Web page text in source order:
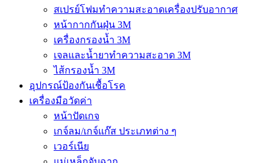
สเปรย์โฟมทำความสะอาดเครื่องปรับอากาศ
หน้ากากกันฝุ่น 3M
เครื่องกรองน้ำ 3M
เจลและน้ำยาทำความสะอาด 3M
ไส้กรองน้ำ 3M
อุปกรณ์ป้องกันเชื้อโรค
เครื่องมือวัดค่า
หน้าปัดเกจ
เกจ์ลม/เกจ์แก๊ส ประเภทต่าง ๆ
เวอร์เนีย